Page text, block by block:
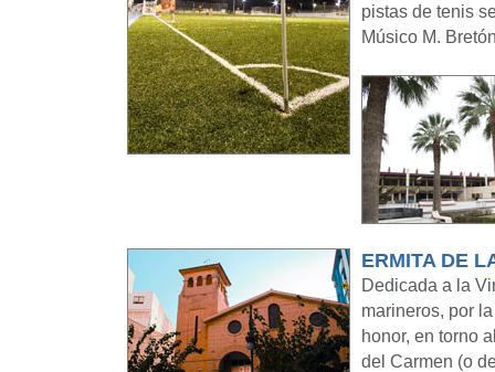
pistas de tenis
Músico M.
ERMITA DE
Dedicada a la
marineros, por
honor, en torno
del Carmen (o